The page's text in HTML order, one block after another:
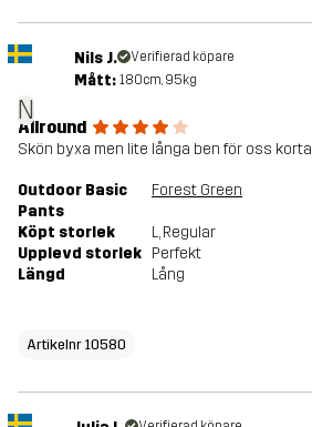
N
Nils J. Verifierad köpare
Mått: 180cm, 95kg
Allround
Skön byxa men lite långa ben för oss korta
Outdoor Basic
Pants
Forest Green
Köpt storlek L, Regular
Upplevd storlek Perfekt
Längd
Lång
Artikelnr 10580